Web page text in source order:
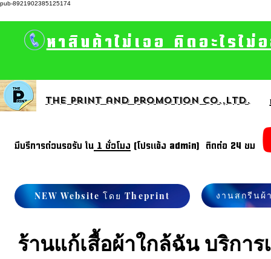
pub-8921902385125174
หาสินค้าไม่เจอ คิดอะไรไ
The print and promotion CO.,Ltd.
มีบรีการด่วนรอรับ ใน 1 ชั่วโมง (โปรแจ้ง admin) ติดต่อ 24 ชม
NEW Website โดย Theprint งานสกรีนผ้
ร้านแก้เสื้อผ้าใกล้ฉัน บริกา